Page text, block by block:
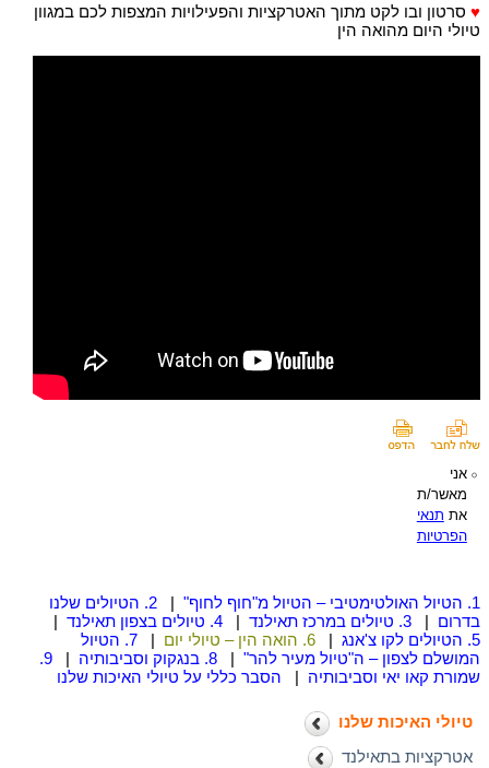
♥ סרטון ובו לקט מתוך האטרקציות והפעילויות המצפות לכם במגוון
טיולי היום מהואה הין
אני
מאשר/ת
את תנאי
הפרטיות
1. הטיול האולטימטיבי – הטיול מ"חוף לחוף" |
2. הטיולים שלנו
בדרום | 3. טיולים במרכז תאילנד | 4. טיולים בצפון תאילנד
|
5. הטיולים לקו צ'אנג
| 6. הואה הין – טיולי יום |
7. הטיול
המושלם לצפון – ה"טיול מעיר להר" | 8. בנגקוק וסביבותיה |
9.
שמורת קאו יאי וסביבותיה | הסבר כללי על טיולי האיכות שלנו
טיולי האיכות שלנו
אטרקציות בתאילנד